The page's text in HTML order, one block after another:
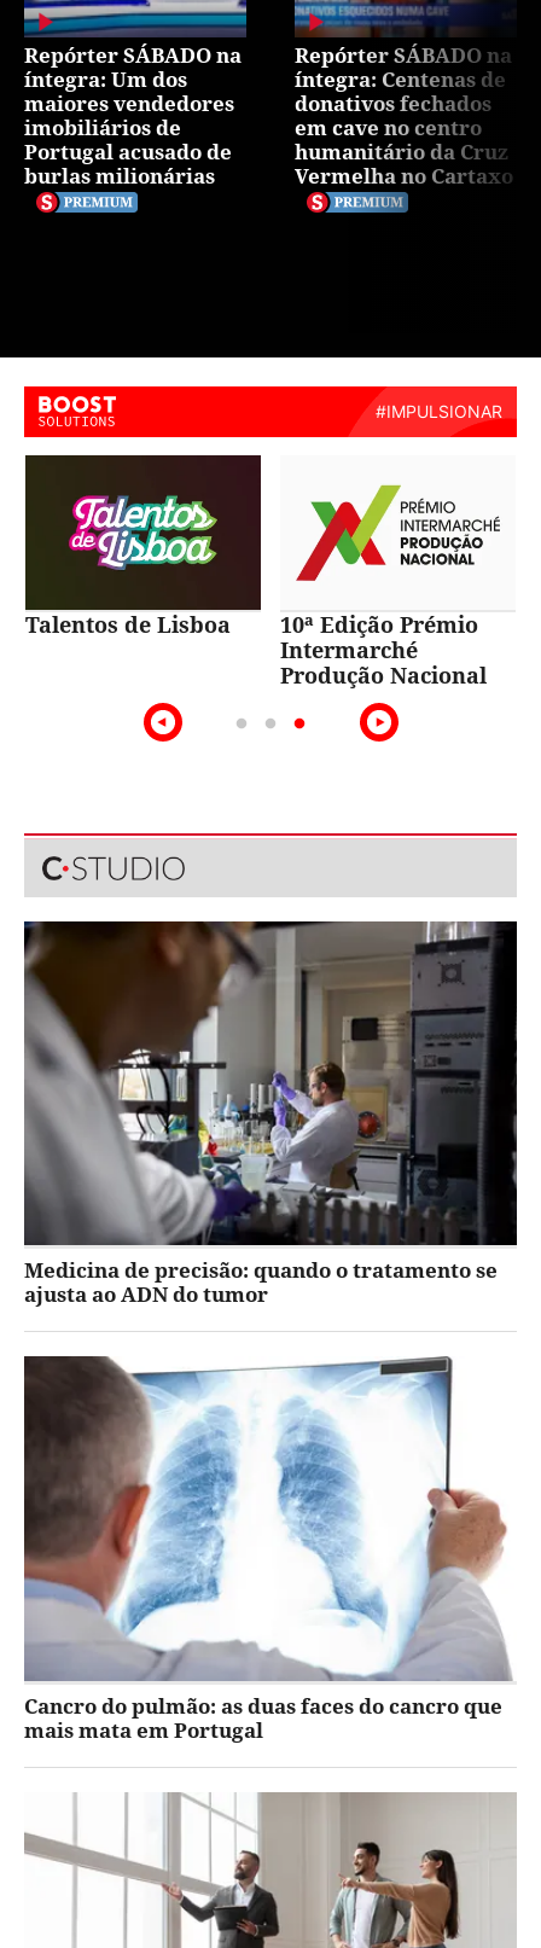
Repórter SÁBADO na
íntegra: Um dos
maiores vendedores
imobiliários de
Portugal acusado de
burlas milionárias
Repórter SÁBADO na
íntegra: Centenas de
donativos fechados
em cave no centro
humanitário da Cruz
Vermelha no Cartaxo
Talentos de Lisboa
10ª Edição Prémio
Intermarché
Produção Nacional
Medicina de precisão: quando o tratamento se
ajusta ao ADN do tumor
Cancro do pulmão: as duas faces do cancro que
mais mata em Portugal